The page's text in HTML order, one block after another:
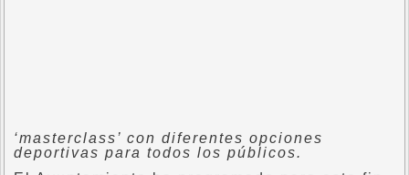
‘masterclass’ con diferentes opciones
deportivas para todos los públicos.